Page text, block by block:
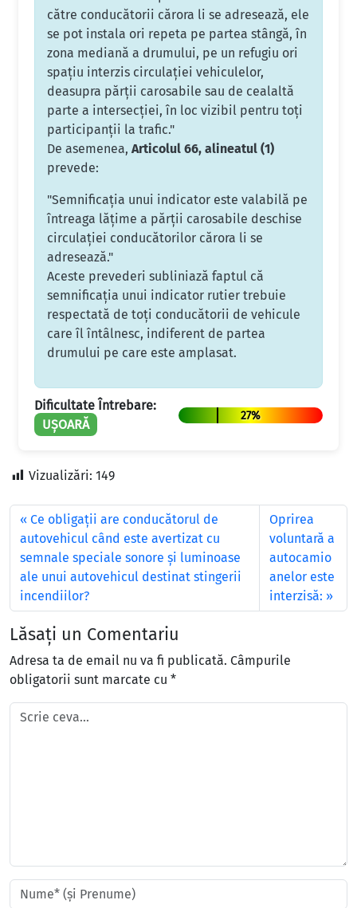
către conducătorii cărora li se adresează, ele
se pot instala ori repeta pe partea stângă, în
zona mediană a drumului, pe un refugiu ori
spațiu interzis circulației vehiculelor,
deasupra părții carosabile sau de cealaltă
parte a intersecției, în loc vizibil pentru toți
participanții la trafic."
De asemenea, Articolul 66, alineatul (1)
prevede:
"Semnificația unui indicator este valabilă pe
întreaga lățime a părții carosabile deschise
circulației conducătorilor cărora li se
adresează."
Aceste prevederi subliniază faptul că
semnificația unui indicator rutier trebuie
respectată de toți conducătorii de vehicule
care îl întâlnesc, indiferent de partea
drumului pe care este amplasat.
Dificultate Întrebare:
UȘOARĂ
27%
Vizualizări: 149
Ce obligaţii are conducătorul de
autovehicul când este avertizat cu
semnale speciale sonore şi luminoase
ale unui autovehicul destinat stingerii
incendiilor?
Oprirea
voluntară a
autocamio
anelor este
interzisă:
Lăsați un Comentariu
Adresa ta de email nu va fi publicată. Câmpurile
obligatorii sunt marcate cu *